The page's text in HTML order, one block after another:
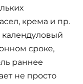
крема и пр.
календуловый
сроке,
раннее
не просто